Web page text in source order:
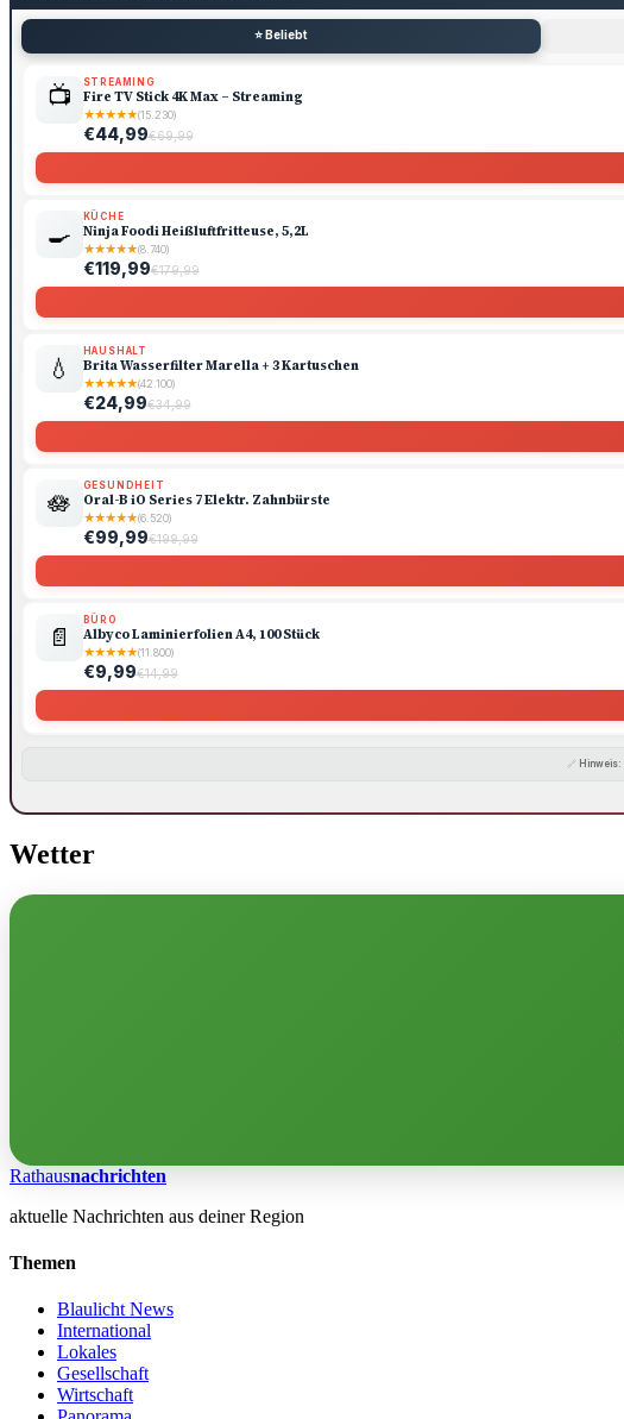
⭐ Beliebt
📺 STREAMING
Fire TV Stick 4K Max – Streaming
★★★★★(15.230)
€44,99€69,99
🍳
KÜCHE
Ninja Foodi Heißluftfritteuse, 5,2L
★★★★★(8.740)
€119,99€179,99
💧
HAUSHALT
Brita Wasserfilter Marella + 3 Kartuschen
★★★★★(42.100)
€24,99€34,99
🪷
GESUNDHEIT
Oral-B iO Series 7 Elektr. Zahnbürste
★★★★★(6.520)
€99,99€199,99
📄
BÜRO
Albyco Laminierfolien A4, 100 Stück
★★★★★(11.800)
€9,99€14,99
🔗 Hinweis:
Wetter
Rathausnachrichten
aktuelle Nachrichten aus deiner Region
Themen
Blaulicht News
International
Lokales
Gesellschaft
Wirtschaft